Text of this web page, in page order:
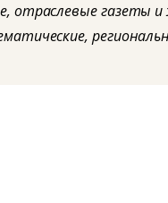
отраслевые газеты